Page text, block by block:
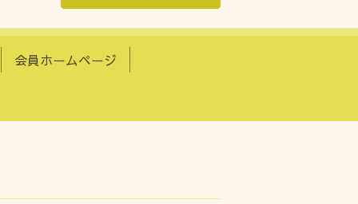
会員ホームページ